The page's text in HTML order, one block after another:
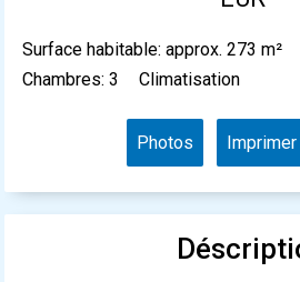
Surface habitable: approx. 273 m²
Chambres: 3
Climatisation
Photos Imprimer